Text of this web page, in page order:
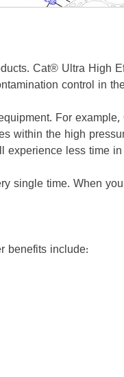
Cat® Ultra High
control in
For
within the high
less time
single time. When
benefits include: